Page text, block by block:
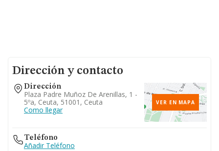
Dirección y contacto
Dirección
Plaza Padre Muñoz De Arenillas, 1 -
5ºa, Ceuta, 51001, Ceuta
Como llegar
VER EN MAPA
Teléfono
Añadir Teléfono